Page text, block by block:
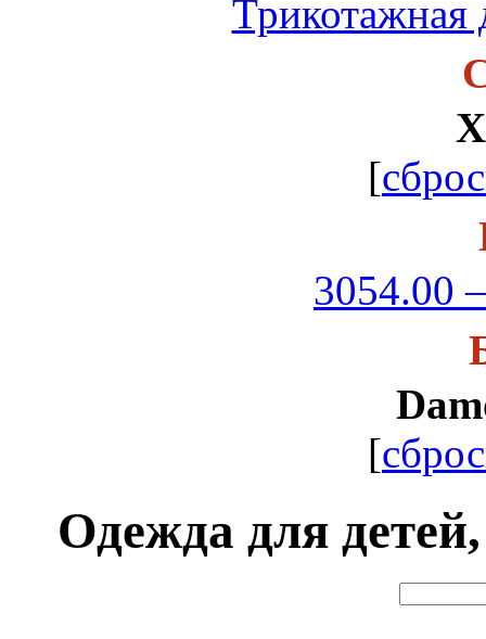
Трикотажная
[
3054.00
[
Одежда для